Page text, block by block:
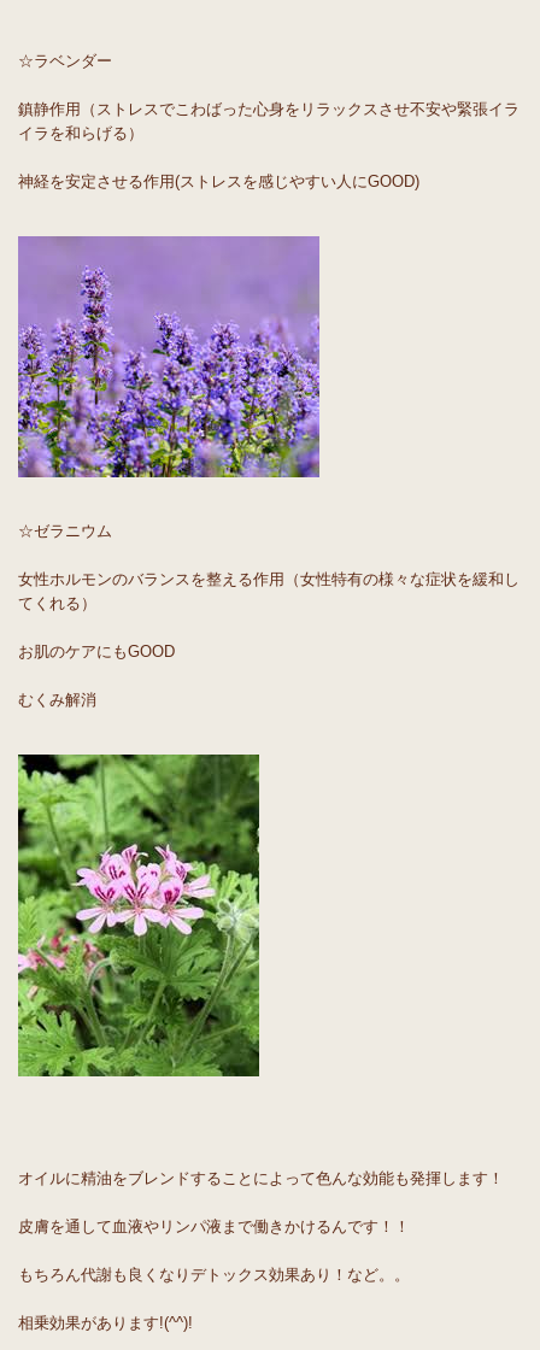
☆ラベンダー
鎮静作用（ストレスでこわばった心身をリラックスさせ不安や緊張イラ
イラを和らげる）
神経を安定させる作用(ストレスを感じやすい人にGOOD)
☆ゼラニウム
女性ホルモンのバランスを整える作用（女性特有の様々な症状を緩和し
てくれる）
お肌のケアにもGOOD
むくみ解消
オイルに精油をブレンドすることによって色んな効能も発揮します！
皮膚を通して血液やリンパ液まで働きかけるんです！！
もちろん代謝も良くなりデトックス効果あり！など。。
相乗効果があります!(^^)!